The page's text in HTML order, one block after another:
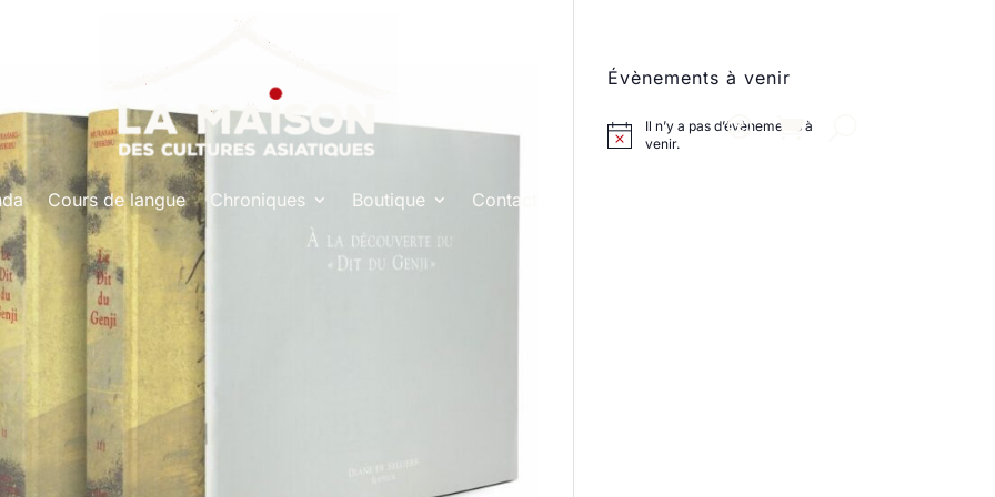
Cours de langue Chroniques Boutique Contact
Évènements à venir
Il n’y a pas d’évènements à
venir.